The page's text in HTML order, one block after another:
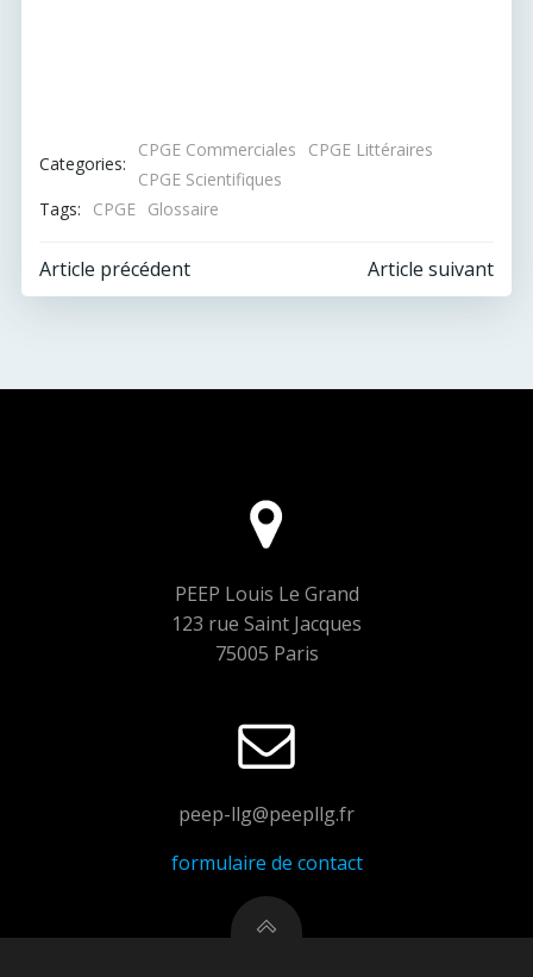
Categories:
CPGE Commerciales
CPGE Littéraires
CPGE Scientifiques
Tags:
CPGE Glossaire
Post
Article précédent
Post Article suivant
PEEP Louis Le Grand
123 rue Saint Jacques
75005 Paris
peep-llg@peepllg.fr
formulaire de contact